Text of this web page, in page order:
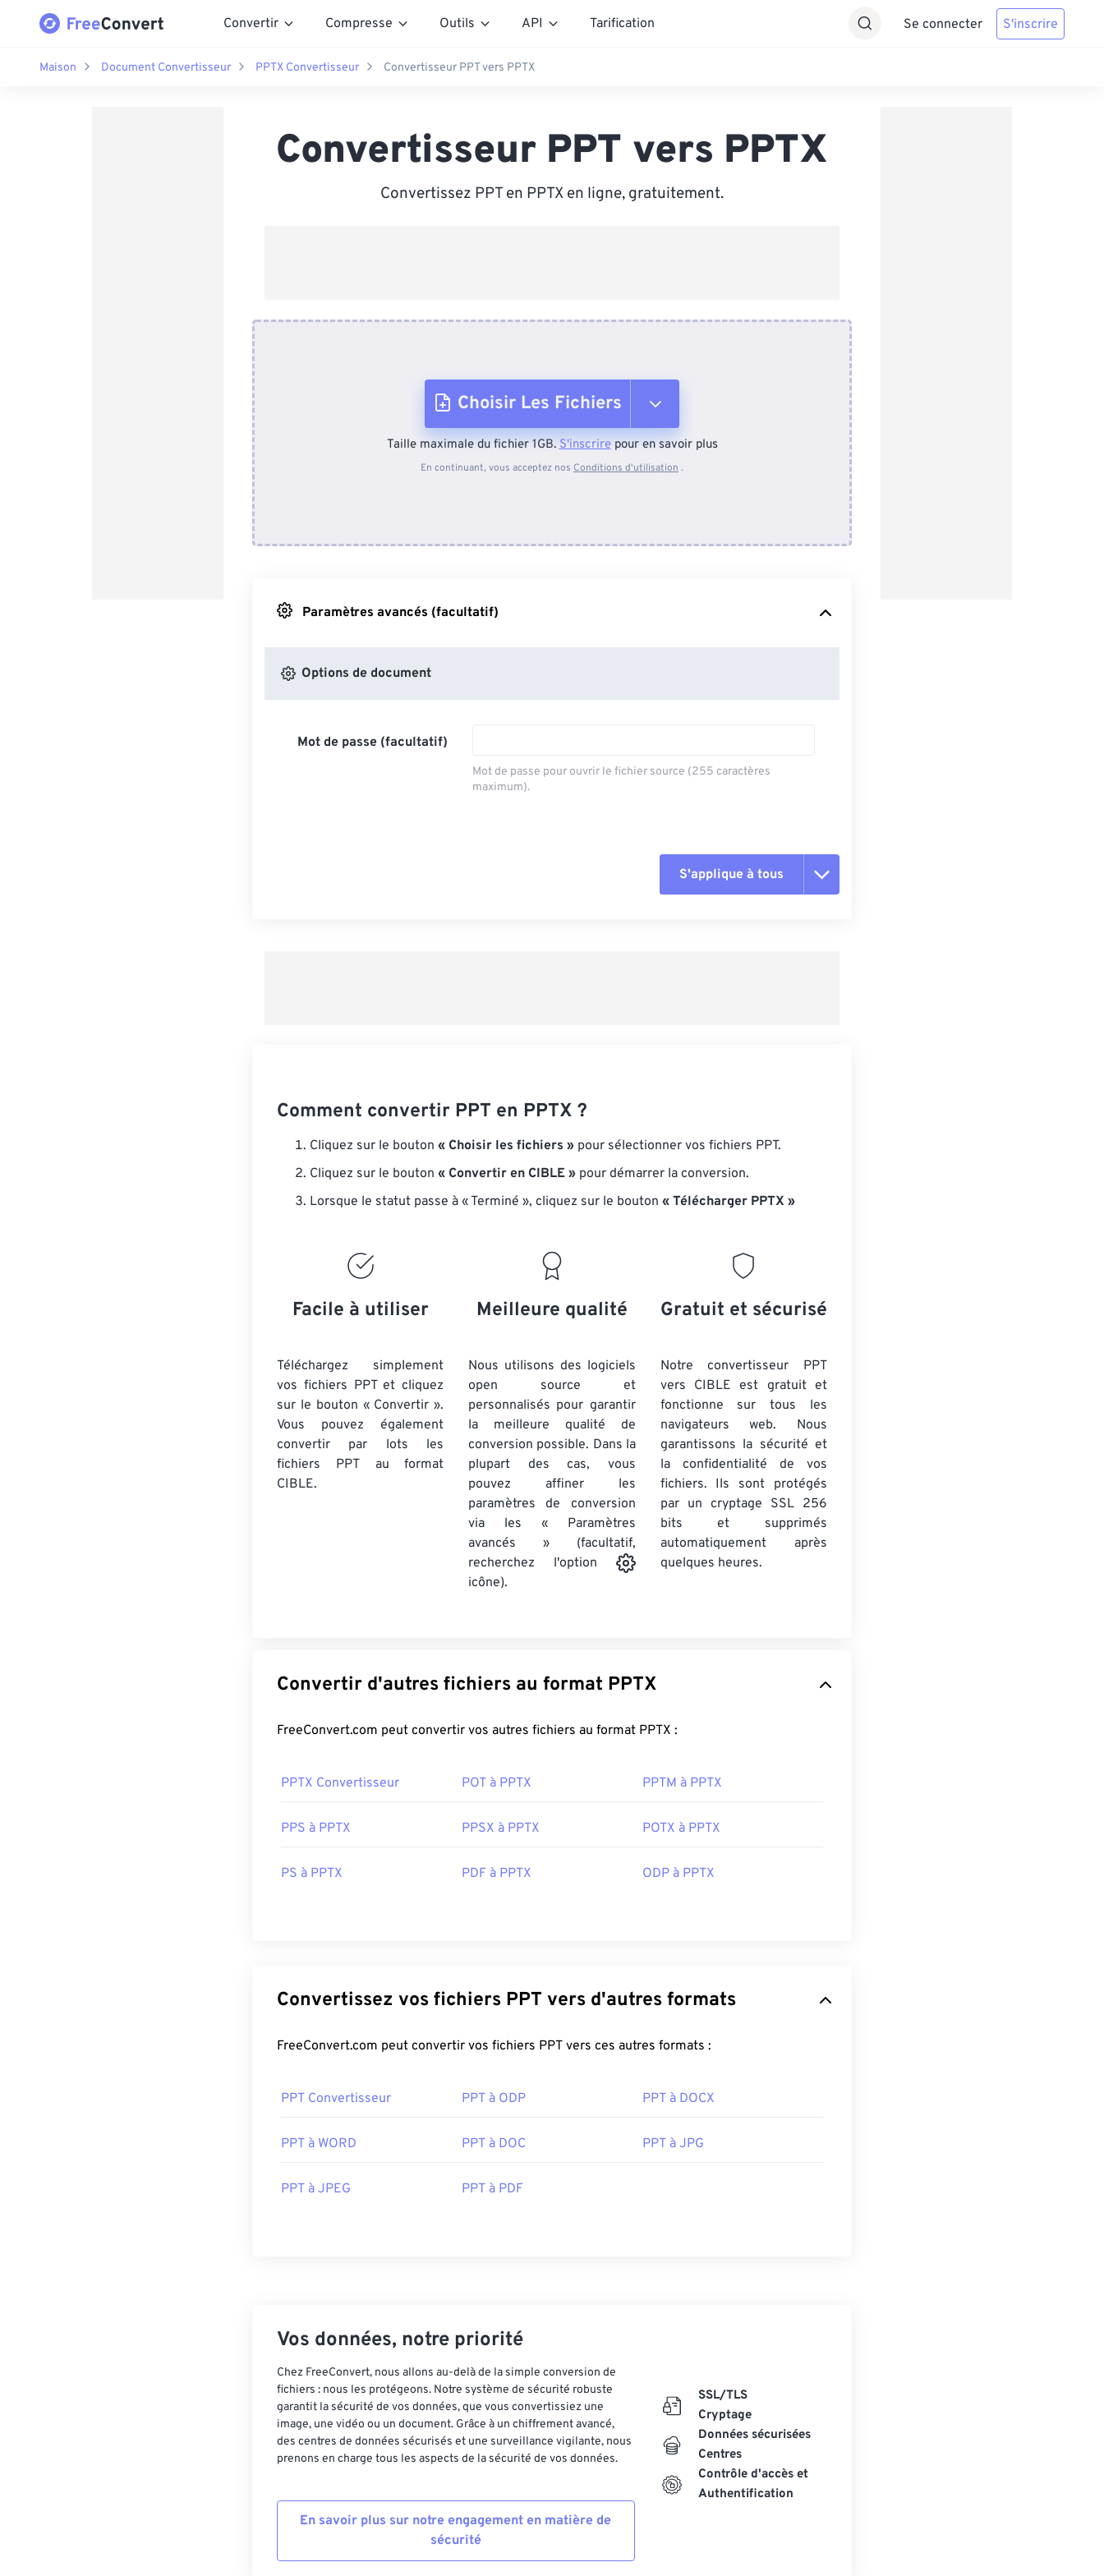
Convertir Compresse Outils API Tarification Se connecter S'inscrire
Maison Document Convertisseur PPTX Convertisseur Convertisseur PPT vers PPTX
Convertisseur PPT vers PPTX
Convertissez PPT en PPTX en ligne, gratuitement.
Choisir Les Fichiers
Depuis l'appareil
Taille maximale du fichier 1GB.S'inscrirepour en savoir plus
En continuant, vous acceptez nos Conditions d'utilisation .
Paramètres avancés (facultatif)
Options de document
Mot de passe (facultatif)
Mot de passe pour ouvrir le fichier source (255 caractères
maximum).
S'applique à tous
Comment convertir PPT en PPTX ?
Cliquez sur le bouton « Choisir les fichiers » pour sélectionner vos fichiers PPT.
Cliquez sur le bouton « Convertir en CIBLE » pour démarrer la conversion.
Lorsque le statut passe à « Terminé », cliquez sur le bouton « Télécharger PPTX »
Facile à utiliser
Téléchargez simplement
vos fichiers PPT et cliquez
sur le bouton « Convertir ».
Vous pouvez également
convertir par lots les
fichiers PPTau format
CIBLE.
Meilleure qualité
Nous utilisons des logiciels
open source et
personnalisés pour garantir
la meilleure qualité de
conversion possible. Dans la
plupart des cas, vous
pouvez affiner les
paramètres de conversion
via les « Paramètres
avancés » (facultatif,
recherchez l'option
icône).
Gratuit et sécurisé
Notre convertisseur PPT
vers CIBLE est gratuit et
fonctionne sur tous les
navigateurs web. Nous
garantissons la sécurité et
la confidentialité de vos
fichiers. Ils sont protégés
par un cryptage SSL 256
bits et supprimés
automatiquement après
quelques heures.
Convertir d'autres fichiers au format PPTX
FreeConvert.com peut convertir vos autres fichiers au format PPTX :
PPTX Convertisseur POT à PPTX PPTM à PPTX
PPS à PPTX PPSX à PPTX POTX à PPTX
PS à PPTX PDF à PPTX ODP à PPTX
Convertissez vos fichiers PPT vers d'autres formats
FreeConvert.com peut convertir vos fichiers PPT vers ces autres formats :
PPT Convertisseur PPT à ODP PPT à DOCX
PPT à WORD PPT à DOC PPT à JPG
PPT à JPEG PPT à PDF
Vos données, notre priorité
Chez FreeConvert, nous allons au-delà de la simple conversion de
fichiers : nous les protégeons. Notre système de sécurité robuste
garantit la sécurité de vos données, que vous convertissiez une
image, une vidéo ou un document. Grâce à un chiffrement avancé,
des centres de données sécurisés et une surveillance vigilante, nous
prenons en charge tous les aspects de la sécurité de vos données.
En savoir plus sur notre engagement en matière de
sécurité
SSL/TLS
Cryptage
Données sécurisées
Centres
Contrôle d'accès et
Authentification